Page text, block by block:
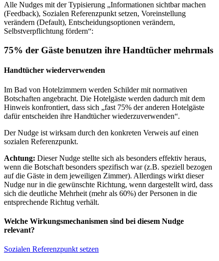
Alle Nudges mit der Typisierung „Informationen sichtbar machen
(Feedback), Sozialen Referenzpunkt setzen, Voreinstellung
verändern (Default), Entscheidungsoptionen verändern,
Selbstverpflichtung fördern“:
75% der Gäste benutzen ihre Handtücher mehrmals
Handtücher wiederverwenden
Im Bad von Hotelzimmern werden Schilder mit normativen
Botschaften angebracht. Die Hotelgäste werden dadurch mit dem
Hinweis konfrontiert, dass sich „fast 75% der anderen Hotelgäste
dafür entscheiden ihre Handtücher wiederzuverwenden“.
Der Nudge ist wirksam durch den konkreten Verweis auf einen
sozialen Referenzpunkt.
Achtung: Dieser Nudge stellte sich als besonders effektiv heraus,
wenn die Botschaft besonders spezifisch war (z.B. speziell bezogen
auf die Gäste in dem jeweiligen Zimmer). Allerdings wirkt dieser
Nudge nur in die gewünschte Richtung, wenn dargestellt wird, dass
sich die deutliche Mehrheit (mehr als 60%) der Personen in die
entsprechende Richtug verhält.
Welche Wirkungsmechanismen sind bei diesem Nudge
relevant?
Sozialen Referenzpunkt setzen